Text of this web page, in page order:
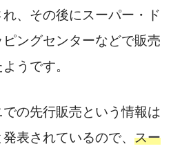
、その後にスーパー・ド
ングセンターなどで販売
うです。
の先行販売という情報は
表されているので、 スー